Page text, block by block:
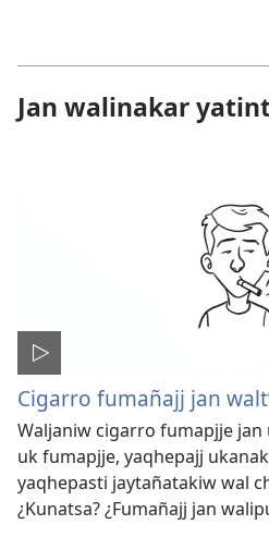
Jan walinakar
Cigarro fumañajj jan
Waljaniw cigarro fumapjje
uk fumapjje, yaqhepajj
yaqhepasti jaytañatakiw wal
¿Kunatsa? ¿Fumañajj jan